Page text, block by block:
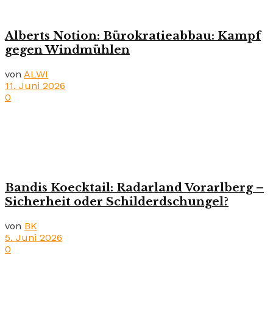
Alberts Notion: Bürokratieabbau: Kampf
gegen Windmühlen
von ALWI
11. Juni 2026
0
Bandis Koecktail: Radarland Vorarlberg –
Sicherheit oder Schilderdschungel?
von BK
5. Juni 2026
0